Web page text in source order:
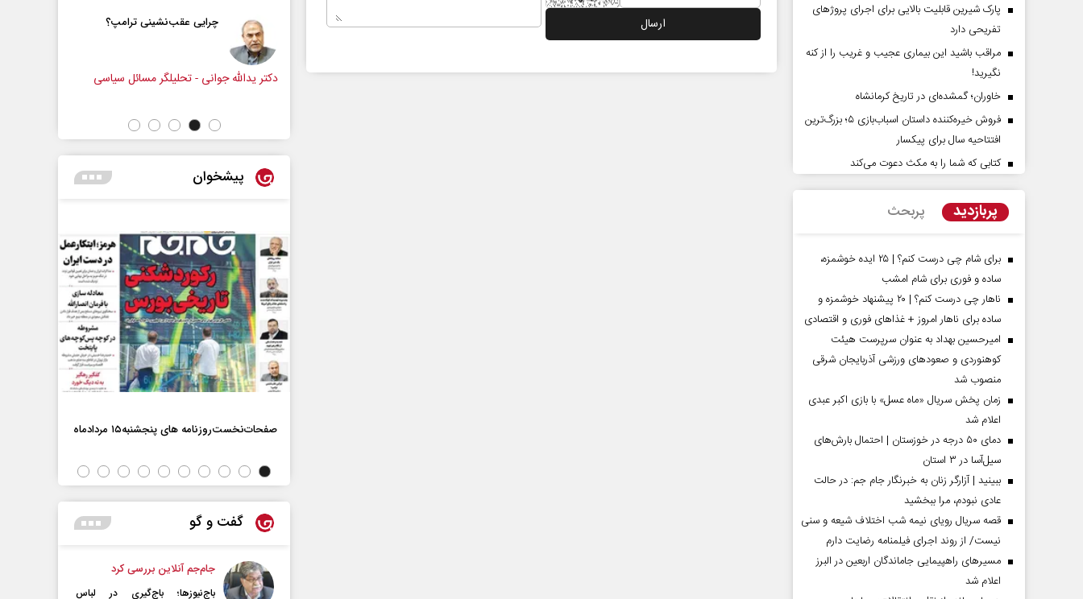
پارک شیرین قابلیت‌ بالایی برای اجرای پروژهای
تفریحی دارد
مراقب باشید این بیماری عجیب و غریب را از کنه
نگیرید!
خاوران؛ گمشده‌ای در تاریخ کرمانشاه
فروش خیره‌کننده داستان اسباب‌بازی ۵؛ بزرگ‌ترین
افتتاحیه سال برای پیکسار
کتابی که شما را به مکث دعوت می‌کند
پربازدید پربحث
برای شام چی درست کنم؟ | ۲۵ ایده خوشمزه،
ساده و فوری برای شام امشب
ناهار چی درست کنم؟ | ۲۰ پیشنهاد خوشمزه و
ساده برای ناهار امروز + غذاهای فوری و اقتصادی
امیرحسین بهداد به عنوان سرپرست هیئت
کوهنوردی و صعودهای ورزشی آذربایجان شرقی
منصوب شد
زمان پخش سریال «ماه عسل» با بازی اکبر عبدی
اعلام شد
دمای ۵۰ درجه در خوزستان | احتمال بارش‌های
سیل‌آسا در ۳ استان
ببینید | آزارگر زنان به خبرنگار جام جم: در حالت
عادی نبودم، مرا ببخشید
قصه سریال رویای نیمه شب اختلاف شیعه و سنی
نیست/ از روند اجرای فیلمنامه رضایت دارم
مسیر‌های راهپیمایی جاماندگان اربعین در البرز
اعلام شد
رحمت‌الله نوروزی - عضو کمیسیون اجتماعی
مجلس
از باتلاق انرژی تا بن‌بست ترامپ
رضا سپهوند - سخنگوی کمیسیون انرژی مجلس
چرایی عقب‌نشینی ترامپ؟
دکتر یدالله جوانی - تحلیلگر مسائل سیاسی
پیشخوان
صفحات نخست روزنامه ها‌ی‌سه‌شنبه ۶ مردادماه صفحات‌نخست‌روزنامه ها‌ی پنجشنبه‌۱۵ مردادماه
گفت و گو
جام‌جم آنلاین بررسی کرد
باج‌نیوزها؛ باج‌گیری در لباس